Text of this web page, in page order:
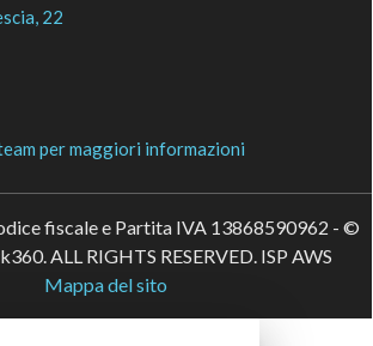
22
per maggiori informazioni
fiscale e Partita IVA 13868590962 - ©
ALL RIGHTS RESERVED. ISP AWS
Mappa del sito